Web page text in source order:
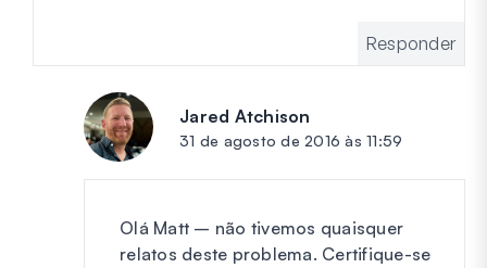
Responder
Jared Atchison
31 de agosto de 2016 às 11:59
Olá Matt – não tivemos quaisquer
relatos deste problema. Certifique-se